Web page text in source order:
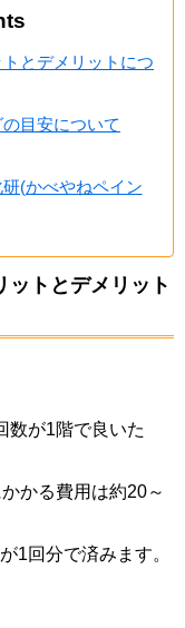
とデメリットにつ
目安について
(かべやねペイン
ットとデメリット
数が1階で良いた
かる費用は約20～
1回分で済みます。